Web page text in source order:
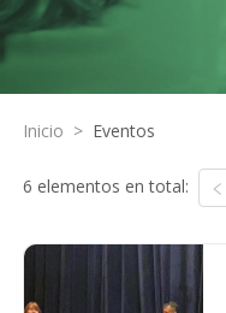
Inicio > Eventos
6 elementos en total: